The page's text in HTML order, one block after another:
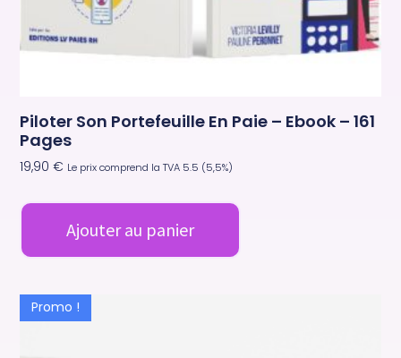
Piloter Son Portefeuille En Paie – Ebook – 161
Pages
19,90€ Le prix comprend la TVA 5.5 (5,5%)
Ajouter au panier
Promo !